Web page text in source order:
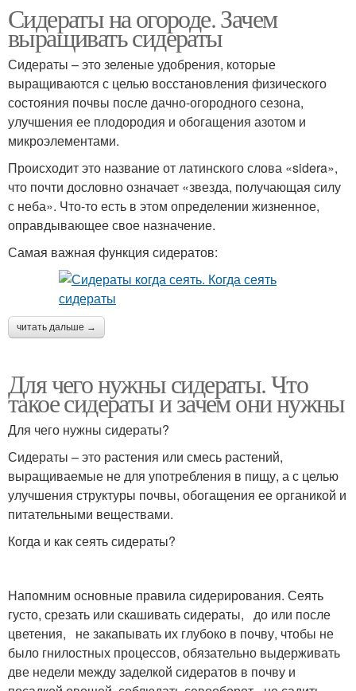
Сидераты на огороде. Зачем
выращивать сидераты
Сидераты – это зеленые удобрения, которые
выращиваются с целью восстановления физического
состояния почвы после дачно-огородного сезона,
улучшения ее плодородия и обогащения азотом и
микроэлементами.
Происходит это название от латинского слова «sidera»,
что почти дословно означает «звезда, получающая силу
с неба». Что-то есть в этом определении жизненное,
оправдывающее свое назначение.
Самая важная функция сидератов:
читать дальше →
Для чего нужны сидераты. Что
такое сидераты и зачем они нужны
Для чего нужны сидераты?
Сидераты – это растения или смесь растений,
выращиваемые не для употребления в пищу, а с целью
улучшения структуры почвы, обогащения ее органикой и
питательными веществами.
Когда и как сеять сидераты?
Напомним основные правила сидерирования. Сеять
густо, срезать или скашивать сидераты, до или после
цветения, не закапывать их глубоко в почву, чтобы не
было гнилостных процессов, обязательно выдерживать
две недели между заделкой сидератов в почву и